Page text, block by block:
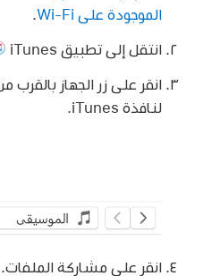
الموجودة على Wi-Fi
.
انتقل إلى تطبيق iTunes
انقر على زر الجهاز بالقرب
لنافذة iTunes.
انقر على مشاركة الملفات.